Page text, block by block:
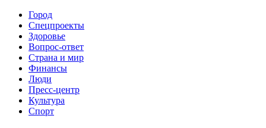
Город
Спецпроекты
Здоровье
Вопрос-ответ
Страна и мир
Финансы
Люди
Пресс-центр
Культура
Спорт